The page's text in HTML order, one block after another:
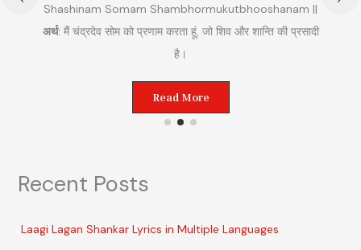
Shashinam Somam Shambhormukutbhooshanam ||
अर्थ:मैं चंद्रदेव सोम को प्रणाम करता हूं, जो शिव और शान्ति की प्रसादी
है।
Read More
Recent Posts
Laagi Lagan Shankar Lyrics in Multiple Languages